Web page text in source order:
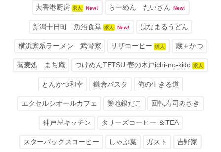
大香港厨房 求人 New! らーめん たいざん New!
新潟十日町 魚沼食堂 求人 New! はなまるうどん
横浜家系ラーメン 武骨家 サザコーヒー 求人 蔵＋かつ
蕎麦処 まち庵 つけめんTETSU 壱の木戸ichi-no-kido 求人
とんかつ和幸 鎌倉パスタ 俺の生きる道
エクセルシオールカフェ 築地銀だこ 回転寿司みさき
神戸屋キッチン タリーズコーヒー ＆TEA
スターバックスコーヒー しゃぶ葉 ガスト 吉野家